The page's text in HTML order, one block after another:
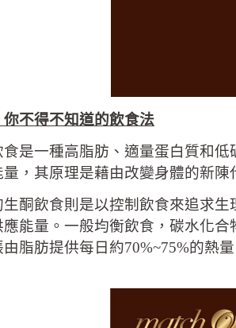
你不得不知道的飲食法
一種高脂肪、適量蛋白質和低
，其原理是藉由改變身體的新陳
飲食則是以控制飲食來追求生
應能量 。一般均衡飲食，碳水化合
脂肪提供每日約70%~75%的熱